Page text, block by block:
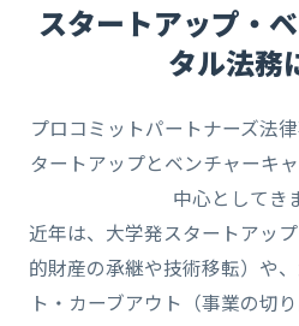
スタートアップ・
タル法務
プロコミットパートナーズ法
タートアップとベンチャーキ
中心としてき
近年は、大学発スタートアッ
的財産の承継や技術移転）や
ト・カーブアウト（事業の切